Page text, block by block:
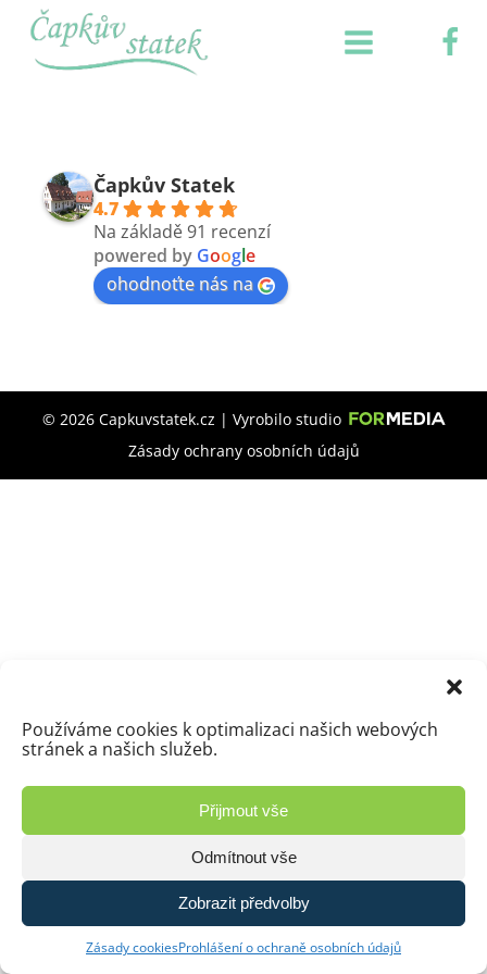
Používáme cookies k optimalizaci našich webových
stránek a našich služeb.
Přijmout vše
Odmítnout vše
Zobrazit předvolby
Zásady cookiesProhlášení o ochraně osobních údajů
Čapkův Statek
4.7
Na základě 91 recenzí
powered by Google
ohodnoťte nás na
© 2026 Capkuvstatek.cz | Vyrobilo studio
Zásady ochrany osobních údajů